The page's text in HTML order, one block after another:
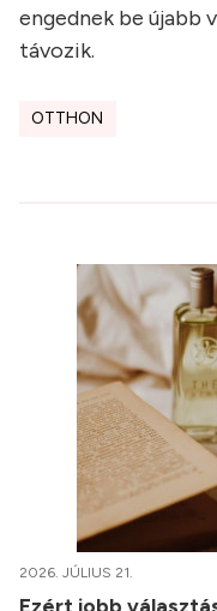
engednek be újabb
távozik.
OTTHON
2026. JÚLIUS 21.
Ezért jobb